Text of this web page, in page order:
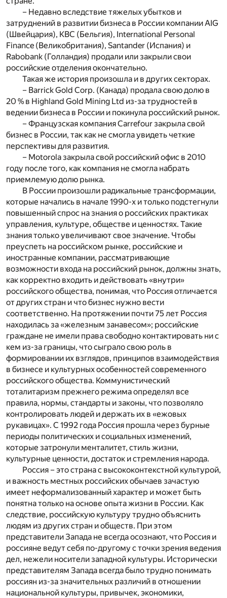
– Недавно вследствие тяжелых убытков и
затруднений в развитии бизнеса в России компании AIG
(Швейцария), KBC (Бельгия), International Personal
Finance (Великобритания), Santander (Испания) и
Rabobank (Голландия) продали или закрыли свои
российские отделения окончательно.
Такая же история произошла и в других секторах.
– Barrick Gold Corp. (Канада) продала свою долю в
20 % в Highland Gold Mining Ltd из-за трудностей в
ведении бизнеса в России и покинула российский рынок.
– Французская компания Carrefour закрыла свой
бизнес в России, так как не смогла увидеть четкие
перспективы для развития.
– Motorola закрыла свой российский офис в 2010
году после того, как компания не смогла набрать
приемлемую долю рынка.
В России произошли радикальные трансформации,
которые начались в начале 1990-х и только подстегнули
повышенный спрос на знания о российских практиках
управления, культуре, обществе и ценностях. Такие
знания только увеличивают свое значение. Чтобы
преуспеть на российском рынке, российские и
иностранные компании, рассматривающие
возможности входа на российский рынок, должны знать,
как корректно входить и действовать «внутри»
российского общества, понимая, что Россия отличается
от других стран и что бизнес нужно вести
соответственно. На протяжении почти 75 лет Россия
находилась за «железным занавесом»; российские
граждане не имели права свободно контактировать ни с
кем из-за границы, что сыграло свою роль в
формировании их взглядов, принципов взаимодействия
в бизнесе и культурных особенностей современного
российского общества. Коммунистический
тоталитаризм прежнего режима определял все
правила, нормы, стандарты и законы, что позволяло
контролировать людей и держать их в «ежовых
рукавицах». С 1992 года Россия прошла через бурные
периоды политических и социальных изменений,
которые затронули менталитет, стиль жизни,
культурные ценности, достаток и стремления народа.
Россия – это страна с высококонтекстной культурой,
и важность местных российских обычаев зачастую
имеет неформализованный характер и может быть
понятна только на основе опыта жизни в России. Как
следствие, российскую культуру трудно объяснить
людям из других стран и обществ. При этом
представители Запада не всегда осознают, что Россия и
россияне ведут себя по-другому с точки зрения ведения
дел, нежели носители западной культуры. Исторически
представителям Запада всегда было трудно понимать
россиян из-за значительных различий в отношении
национальной культуры, привычек, экономики,